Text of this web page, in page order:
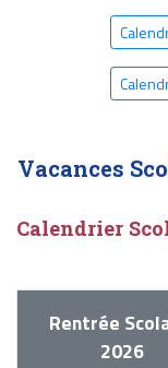
Vacances
Calendrier
Rentrée
2026